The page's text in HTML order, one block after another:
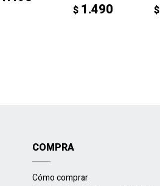
$ 1.490 $
COMPRA
Cómo comprar